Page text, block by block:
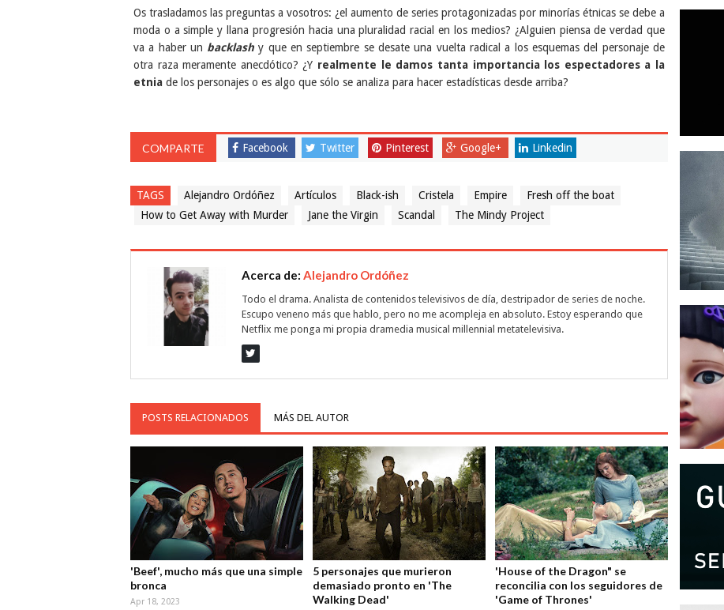
Os trasladamos las preguntas a vosotros: ¿el aumento de series protagonizadas por minorías étnicas se debe a
moda o a simple y llana progresión hacia una pluralidad racial en los medios? ¿Alguien piensa de verdad que
va a haber un backlash y que en septiembre se desate una vuelta radical a los esquemas del personaje de
otra raza meramente anecdótico? ¿Y realmente le damos tanta importancia los espectadores a la
etniade los personajes o es algo que sólo se analiza para hacer estadísticas desde arriba?
COMPARTE Facebook Twitter Pinterest Google+ Linkedin
TAGS Alejandro Ordóñez Artículos Black-ish Cristela Empire
Fresh off the boat
How to Get Away with Murder
Jane the Virgin Scandal The Mindy Project
Acerca de: Alejandro Ordóñez
Todo el drama. Analista de contenidos televisivos de día, destripador de series de noche.
Escupo veneno más que hablo, pero no me acompleja en absoluto. Estoy esperando que
Netflix me ponga mi propia dramedia musical millennial metatelevisiva.
POSTS RELACIONADOS MÁS DEL AUTOR
'Beef', mucho más que una simple
bronca
Apr 18, 2023
5 personajes que murieron
demasiado pronto en 'The
Walking Dead'
'House of the Dragon" se
reconcilia con los seguidores de
'Game of Thrones'